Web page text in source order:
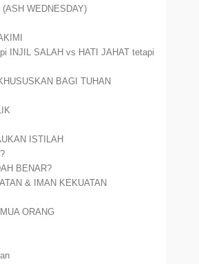
WEDNESDAY)
INJIL SALAH vs HATI JAHAT tetapi
BAGI TUHAN
ISTILAH
BENAR?
& IMAN KEKUATAN
ORANG